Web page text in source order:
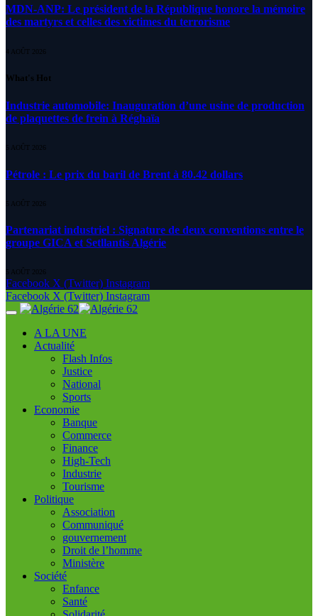
MDN-ANP: Le président de la République honore la mémoire
des martyrs et celles des victimes du terrorisme
4 AOÛT 2026
What's Hot
Industrie automobile: Inauguration d’une usine de production
de plaquettes de frein à Réghaïa
5 AOÛT 2026
Pétrole : Le prix du baril de Brent à 80.42 dollars
5 AOÛT 2026
Partenariat industriel : Signature de deux conventions entre le
groupe GICA et Setllantis Algérie
5 AOÛT 2026
Facebook X (Twitter) Instagram
Facebook X (Twitter) Instagram
A LA UNE
Actualité
Flash Infos
Justice
National
Sports
Economie
Banque
Commerce
Finance
High-Tech
Industrie
Tourisme
Politique
Association
Communiqué
gouvernement
Droit de l’homme
Ministère
Société
Enfance
Santé